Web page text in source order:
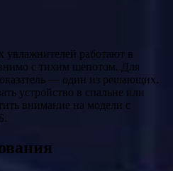
увлажнителей работают в
с тихим шепотом. Для
— один из решающих.
устройство в спальне или
внимание на модели с